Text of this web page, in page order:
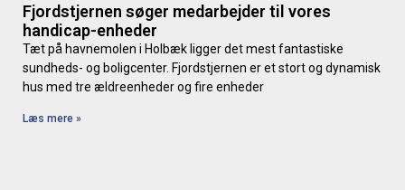
Fjordstjernen søger medarbejder til vores
handicap-enheder
Tæt på havnemolen i Holbæk ligger det mest fantastiske
sundheds- og boligcenter. Fjordstjernen er et stort og dynamisk
hus med tre ældreenheder og fire enheder
Læs mere »